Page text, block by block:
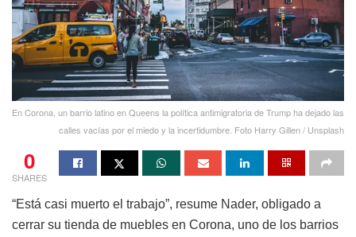
En Corona, un barrio latino en Queens la política antimigratoria de Trump ha dejado las
calles vacías por el miedo y la incertidumbre. Foto Harry Gillen / Unsplash
0
SHARES
“Está casi muerto el trabajo”, resume Nader, obligado a
cerrar su tienda de muebles en Corona, uno de los barrios